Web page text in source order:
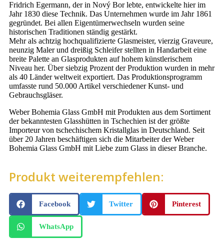
Fridrich Egermann, der in Nový Bor lebte, entwickelte hier im
Jahr 1830 diese Technik. Das Unternehmen wurde im Jahr 1861
gegründet. Bei allen Eigentümerwechseln wurden seine
historischen Traditionen ständig gestärkt.
Mehr als achtzig hochqualifizierte Glasmeister, vierzig Graveure,
neunzig Maler und dreißig Schleifer stellten in Handarbeit eine
breite Palette an Glasprodukten auf hohem künstlerischem
Niveau her. Über siebzig Prozent der Produktion wurden in mehr
als 40 Länder weltweit exportiert. Das Produktionsprogramm
umfasste rund 50.000 Artikel verschiedener Kunst- und
Gebrauchsgläser.
Weber Bohemia Glass GmbH mit Produkten aus dem Sortiment
der bekanntesten Glasshütten in Tschechien ist der größte
Importeur von tschechischem Kristallglas in Deutschland. Seit
über 20 Jahren beschäftigen sich die Mitarbeiter der Weber
Bohemia Glass GmbH mit Liebe zum Glass in dieser Branche.
Produkt weiterempfehlen:
Facebook Twitter Pinterest
WhatsApp